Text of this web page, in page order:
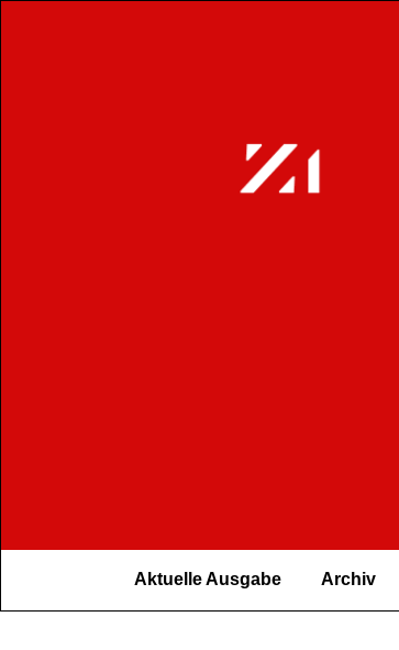
Aktuelle Ausgabe Archiv